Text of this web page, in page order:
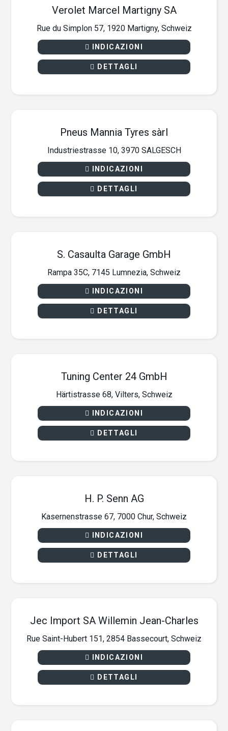
Verolet Marcel Martigny SA
Rue du Simplon 57, 1920 Martigny, Schweiz
INDICAZIONI
DETTAGLI
Pneus Mannia Tyres sàrl
Industriestrasse 10, 3970 SALGESCH
INDICAZIONI
DETTAGLI
S. Casaulta Garage GmbH
Rampa 35C, 7145 Lumnezia, Schweiz
INDICAZIONI
DETTAGLI
Tuning Center 24 GmbH
Härtistrasse 68, Vilters, Schweiz
INDICAZIONI
DETTAGLI
H. P. Senn AG
Kasernenstrasse 67, 7000 Chur, Schweiz
INDICAZIONI
DETTAGLI
Jec Import SA Willemin Jean-Charles
Rue Saint-Hubert 151, 2854 Bassecourt, Schweiz
INDICAZIONI
DETTAGLI